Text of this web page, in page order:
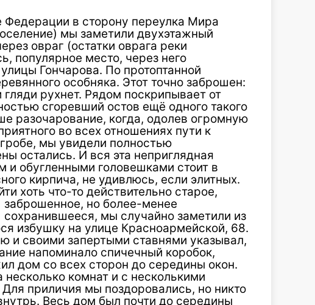
в сторону переулка Мира
мы заметили двухэтажный
овраг (остатки оврага реки
популярное место, через него
Гончарова. По протоптанной
особняка. Этот точно заброшен:
рухнет. Рядом поскрипывает от
сгоревший остов ещё одного такого
разочарование, когда, одолев огромную
во всех отношениях пути к
мы увидели полностью
остались. И вся эта неприглядная
и обугленными головешками стоит в
кирпича, не удивлюсь, если элитных.
хоть что-то действительно старое,
заброшенное, но более-менее
сохранившееся, мы случайно заметили из
избушку на улице Красноармейской, 68.
и своими запертыми ставнями указывал,
напоминало спичечный коробок,
дом со всех сторон до середины окон.
комнат и с несколькими
приличия мы поздоровались, но никто
Весь дом был почти до середины